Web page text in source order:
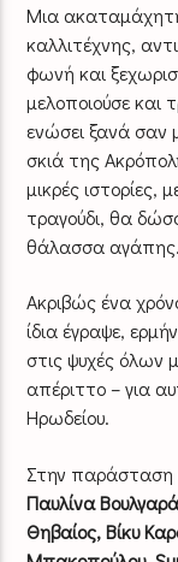
Μια
καλλιτέχνης,
φωνή και
μελοποιούσε και
ενώσει ξανά σαν
σκιά της
μικρές ιστορίες,
τραγούδι, θα
θάλασσα αγάπης.
Ακριβώς ένα
ίδια έγραψε,
στις ψυχές όλων
απέριττο – για
Ηρωδείου.
Στην παράσταση
Παυλίνα
Θηβαίος, Βίκυ